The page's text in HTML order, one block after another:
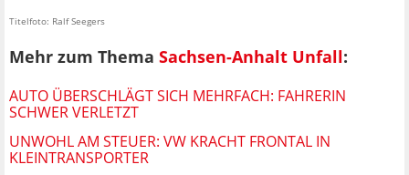
Titelfoto: Ralf Seegers
Mehr zum Thema Sachsen-Anhalt Unfall:
AUTO ÜBERSCHLÄGT SICH MEHRFACH: FAHRERIN
SCHWER VERLETZT
UNWOHL AM STEUER: VW KRACHT FRONTAL IN
KLEINTRANSPORTER